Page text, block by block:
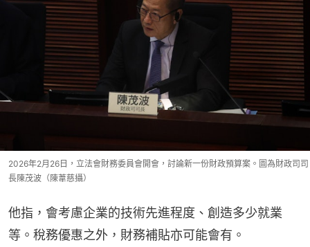
2026年2月26日，立法會財務委員會開會，討論新一份財政預算案。圖為財政司司
長陳茂波（陳葦慈攝）
他指，會考慮企業的技術先進程度、創造多少就業
等。稅務優惠之外，財務補貼亦可能會有。